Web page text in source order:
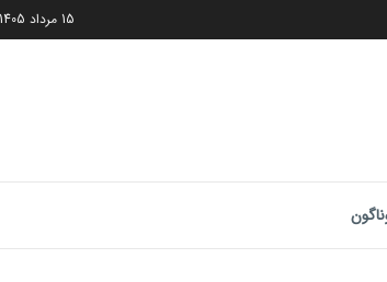
15 مرداد 1405 ( پنجشنبه )